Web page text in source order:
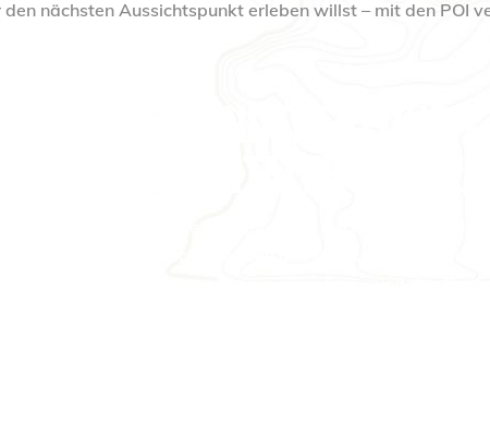
nächsten Aussichtspunkt erleben willst – mit den POI